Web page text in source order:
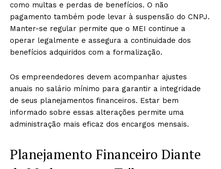
como multas e perdas de benefícios. O não
pagamento também pode levar à suspensão do CNPJ.
Manter-se regular permite que o MEI continue a
operar legalmente e assegura a continuidade dos
benefícios adquiridos com a formalização.
Os empreendedores devem acompanhar ajustes
anuais no salário mínimo para garantir a integridade
de seus planejamentos financeiros. Estar bem
informado sobre essas alterações permite uma
administração mais eficaz dos encargos mensais.
Planejamento Financeiro Diante